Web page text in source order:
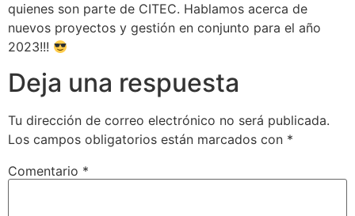
quienes son parte de CITEC. Hablamos acerca de
nuevos proyectos y gestión en conjunto para el año
2023!!!
Deja una respuesta
Tu dirección de correo electrónico no será publicada.
Los campos obligatorios están marcados con *
Comentario *